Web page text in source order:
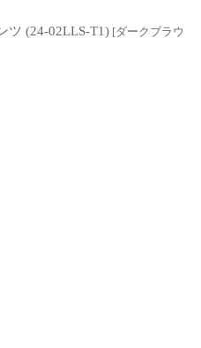
ツ (24-02LLS-T1) [ダークブラウ